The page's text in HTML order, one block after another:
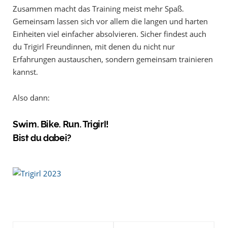
Zusammen macht das Training meist mehr Spaß.
Gemeinsam lassen sich vor allem die langen und harten
Einheiten viel einfacher absolvieren. Sicher findest auch
du Trigirl Freundinnen, mit denen du nicht nur
Erfahrungen austauschen, sondern gemeinsam trainieren
kannst.
Also dann:
Swim. Bike. Run. Trigirl!
Bist du dabei?